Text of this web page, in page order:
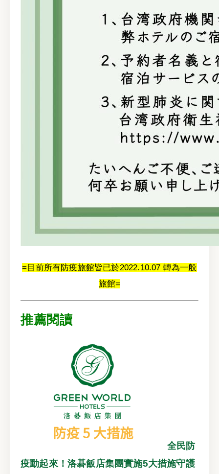
=目前所有防疫旅館皆已於2022.10.07 轉為一般
旅館=
推薦閱讀
全民防
疫動起來！洛碁飯店集團實施5大措施守護